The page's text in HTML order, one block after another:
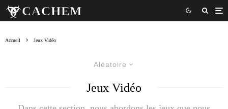
Accueil Jeux Vidéo
Aléatoire
Jeux Vidéo